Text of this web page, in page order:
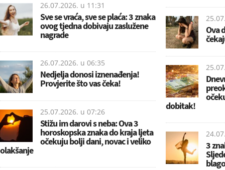
26.07.2026. u 11:31
Sve se vraća, sve se plaća: 3 znaka
ovog tjedna dobivaju zaslužene
nagrade
26.07.2026. u 06:35
Nedjelja donosi iznenađenja!
Provjerite što vas čeka!
25.07.2026. u 07:26
Stižu im darovi s neba: Ova 3
horoskopska znaka do kraja ljeta
očekuju bolji dani, novac i veliko
olakšanje
Ova
dobitak!
3